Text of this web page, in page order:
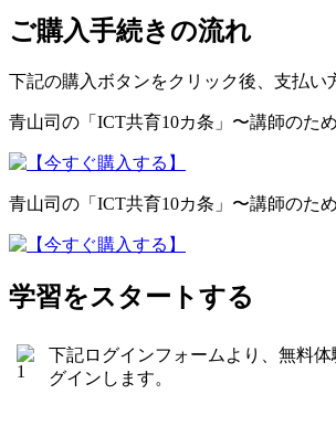
ご購入手続きの流れ
下記の購入ボタンをクリック後、支払い
青山司の「ICT共育10カ条」〜講師のた
青山司の「ICT共育10カ条」〜講師のた
学習をスタートする
下記ログインフォームより、無料
グインします。